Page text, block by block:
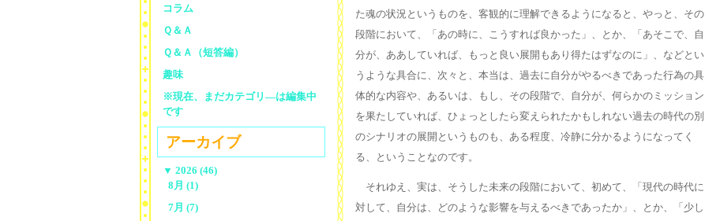
た魂の状況というものを、客観的に理解できるようになると、やっと、その
段階において、「あの時に、こうすれば良かった」、とか、「あそこで、自
分が、ああしていれば、もっと良い展開もあり得たはずなのに」、などとい
うような具合に、次々と、本当は、過去に自分がやるべきであった行為の具
体的な内容や、あるいは、もし、その段階で、自分が、何らかのミッション
を果たしていれば、ひょっとしたら変えられたかもしれない過去の時代の別
のシナリオの展開というものも、ある程度、冷静に分かるようになってく
る、ということなのです。
それゆえ、実は、そうした未来の段階において、初めて、「現代の時代に
対して、自分は、どのような影響を与えるべきであったか」、とか、「少し
コラム
Ｑ＆Ａ
Ｑ＆Ａ（短答編）
趣味
※現在、まだカテゴリ—は編集中
です
アーカイブ
▼ 2026 (46)
8月 (1)
7月 (7)